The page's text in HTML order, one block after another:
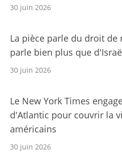
30 juin 2026
La pièce parle du droit de
parle bien plus que
30 juin 2026
Le New York Times
d'Atlantic pour couvrir la
américains
30 juin 2026